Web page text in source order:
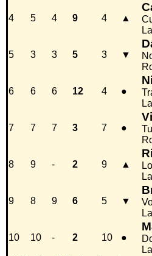
4 5 4 9 4 ▲
5 3 3 5 3 ▼
6 6 6 12 4 ●
7 7 7 3 7 ●
8 9 - 2 9 ▲
9 8 9 6 5 ▼
10 10 - 2 10 ●